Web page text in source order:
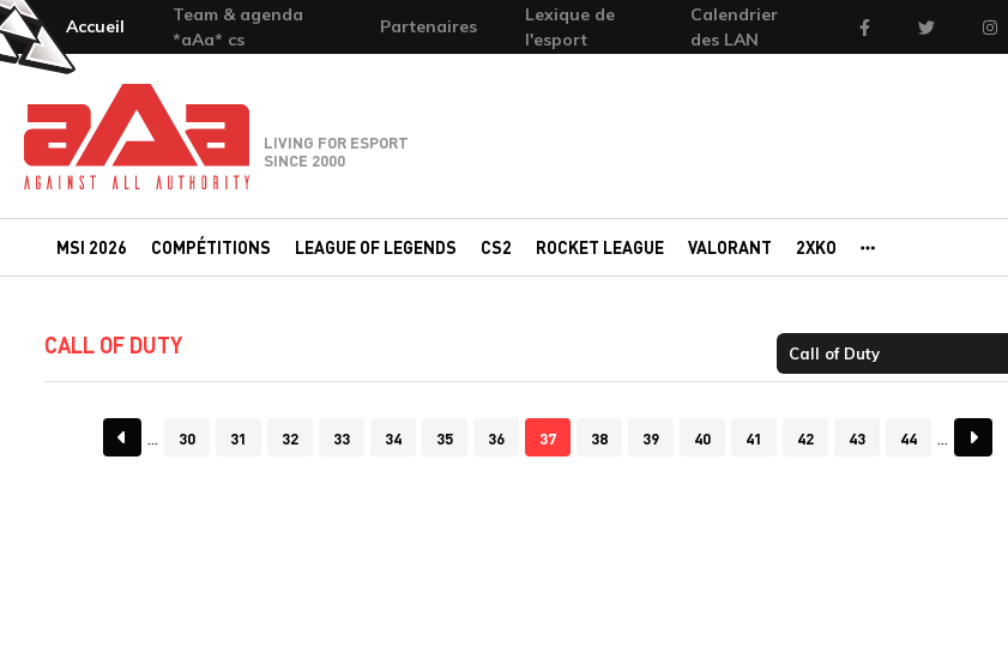
Accueil
Team & agenda
*aAa* cs
Partenaires
Lexique de
l'esport
Calendrier
des LAN
FacebookTwitter
Team-aAa - against All authority
LIVING FOR ESPORT
SINCE 2000
MSI 2026 COMPÉTITIONS LEAGUE OF LEGENDS CS2 ROCKET LEAGUE VALORANT 2XKO
CALL OF DUTY
30 31 32 33 34 35 36 37 38 39 40 41 42 43 44